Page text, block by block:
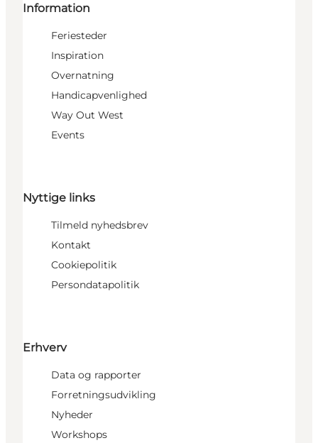
Information
Feriesteder
Inspiration
Overnatning
Handicapvenlighed
Way Out West
Events
Nyttige links
Tilmeld nyhedsbrev
Kontakt
Cookiepolitik
Persondatapolitik
Erhverv
Data og rapporter
Forretningsudvikling
Nyheder
Workshops